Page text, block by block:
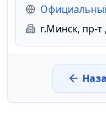
г.Минск, пр-